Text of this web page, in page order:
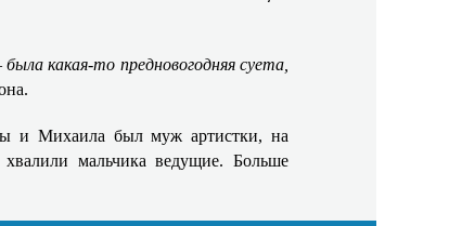
какая-то предновогодняя суета,
и Михаила был муж артистки, на
мальчика ведущие. Больше